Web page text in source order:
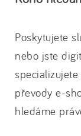
Poskytujete
nebo jste
specializujete
převody e-
hledáme